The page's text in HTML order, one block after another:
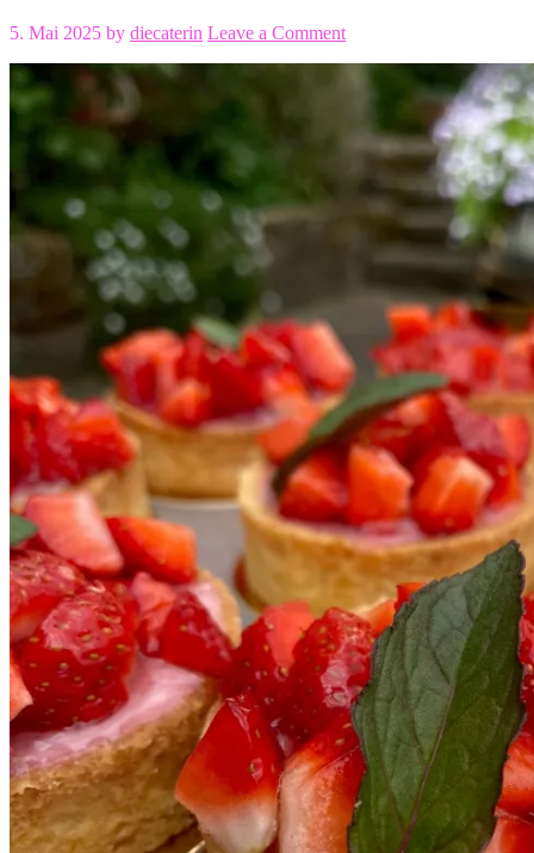
5. Mai 2025 by diecaterin Leave a Comment